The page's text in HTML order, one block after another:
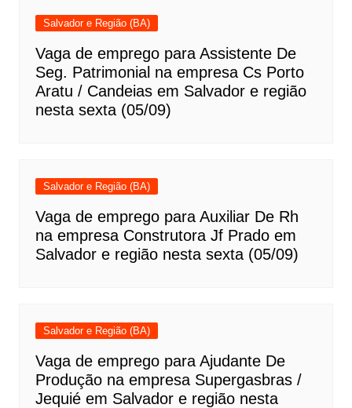
Salvador e Região (BA)
Vaga de emprego para Assistente De
Seg. Patrimonial na empresa Cs Porto
Aratu / Candeias em Salvador e região
nesta sexta (05/09)
Salvador e Região (BA)
Vaga de emprego para Auxiliar De Rh
na empresa Construtora Jf Prado em
Salvador e região nesta sexta (05/09)
Salvador e Região (BA)
Vaga de emprego para Ajudante De
Produção na empresa Supergasbras /
Jequié em Salvador e região nesta